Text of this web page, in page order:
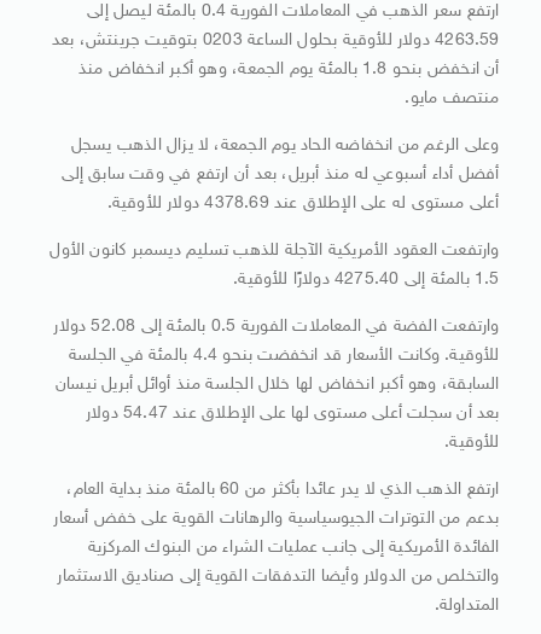
ارتفع سعر الذهب في المعاملات الفورية 0.4 بالمئة ليصل إلى
4263.59 دولار للأوقية بحلول الساعة 0203 بتوقيت جرينتش، بعد
أن انخفض بنحو 1.8 بالمئة يوم الجمعة، وهو أكبر انخفاض منذ
منتصف مايو.
وعلى الرغم من انخفاضه الحاد يوم الجمعة، لا يزال الذهب يسجل
أفضل أداء أسبوعي له منذ أبريل، بعد أن ارتفع في وقت سابق إلى
أعلى مستوى له على الإطلاق عند 4378.69 دولار للأوقية.
وارتفعت العقود الأمريكية الآجلة للذهب تسليم ديسمبر كانون الأول
1.5 بالمئة إلى 4275.40 دولارًا للأوقية.
وارتفعت الفضة في المعاملات الفورية 0.5 بالمئة إلى 52.08 دولار
للأوقية. وكانت الأسعار قد انخفضت بنحو 4.4 بالمئة في الجلسة
السابقة، وهو أكبر انخفاض لها خلال الجلسة منذ أوائل أبريل نيسان
بعد أن سجلت أعلى مستوى لها على الإطلاق عند 54.47 دولار
للأوقية.
ارتفع الذهب الذي لا يدر عائدا بأكثر من 60 بالمئة منذ بداية العام،
بدعم من التوترات الجيوسياسية والرهانات القوية على خفض أسعار
الفائدة الأمريكية إلى جانب عمليات الشراء من البنوك المركزية
والتخلص من الدولار وأيضا التدفقات القوية إلى صناديق الاستثمار
المتداولة.